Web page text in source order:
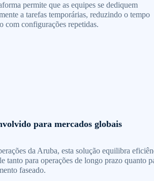
permite que as equipes se dediquem
a tarefas temporárias, reduzindo o tempo
com configurações repetidas.
para mercados globais
da Aruba, esta solução equilibra
tanto para operações de longo prazo quanto
faseado.